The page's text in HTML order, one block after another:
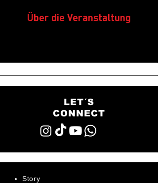
Über die Veranstaltung
LET´S
CONNECT
Story